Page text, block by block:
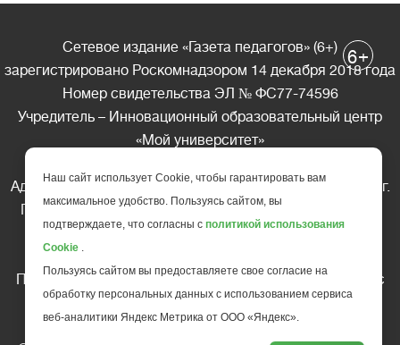
Сетевое издание «Газета педагогов» (6+)
зарегистрировано Роскомнадзором 14 декабря 2018 года
Номер свидетельства ЭЛ № ФС77-74596
Учредитель – Инновационный образовательный центр
«Мой университет»
Адрес редакции: 185035 Россия, Республика Карелия, г.
Петрозаводск, ул. Фридриха Энгельса д.10, офис 211
Телефон редакции: +7 (499) 685-10-45
Перепечатка материалов газеты допускается только c
письменного разрешения редакции
Ссылка на «Газету педагогов» обязательна.
6+
Наш сайт использует Cookie, чтобы гарантировать вам
максимальное удобство. Пользуясь сайтом, вы
подтверждаете, что согласны с политикой использования
Cookie .
Пользуясь сайтом вы предоставляете свое согласие на
обработку персональных данных с использованием сервиса
веб-аналитики Яндекс Метрика от ООО «Яндекс».